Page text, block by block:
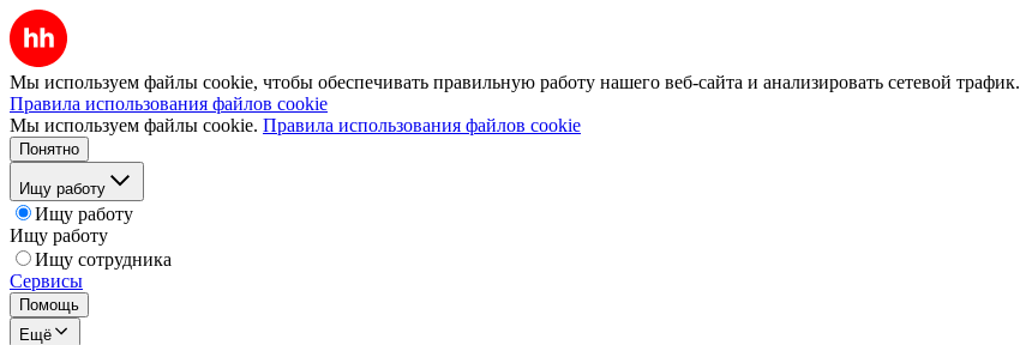
Мы используем файлы cookie, чтобы обеспечивать правильную работу нашего веб-сайта и анализировать сетевой трафик.
Правила использования файлов cookie
Мы используем файлы cookie. Правила использования файлов cookie
Понятно
Ищу работу
Ищу работу
Ищу работу
Ищу сотрудника
Сервисы
Помощь
Ещё